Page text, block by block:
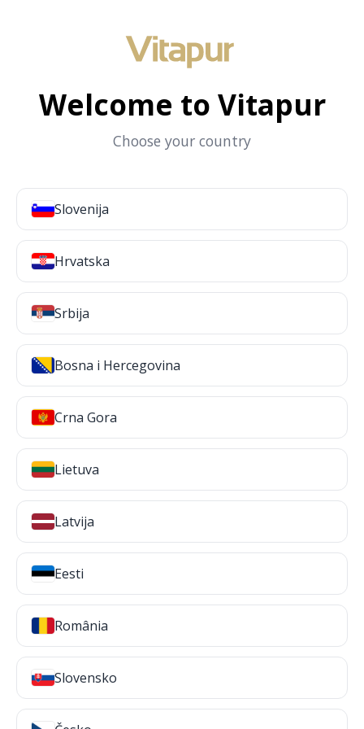
Welcome to Vitapur
Choose your country
Slovenija
Hrvatska
Srbija
Bosna i Hercegovina
Crna Gora
Lietuva
Latvija
Eesti
România
Slovensko